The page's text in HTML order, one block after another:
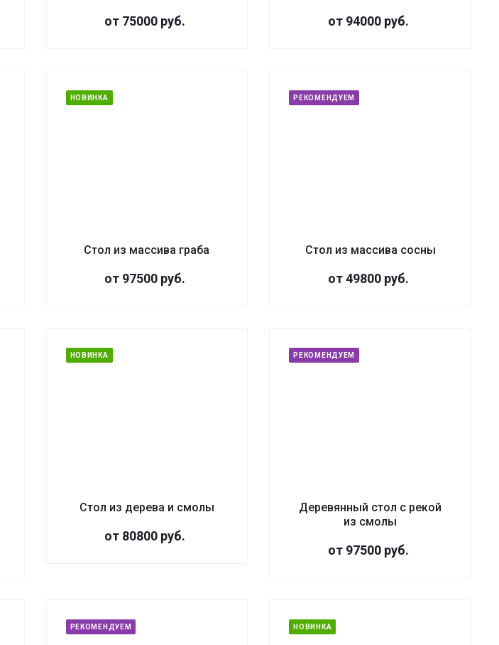
от 75000 руб. от 94000 руб.
НОВИНКА
Стол из массива граба
от 97500 руб.
РЕКОМЕНДУЕМ
Стол из массива сосны
от 49800 руб.
НОВИНКА
Стол из дерева и смолы
от 80800 руб.
РЕКОМЕНДУЕМ
Деревянный стол с рекой
из смолы
от 97500 руб.
РЕКОМЕНДУЕМ НОВИНКА